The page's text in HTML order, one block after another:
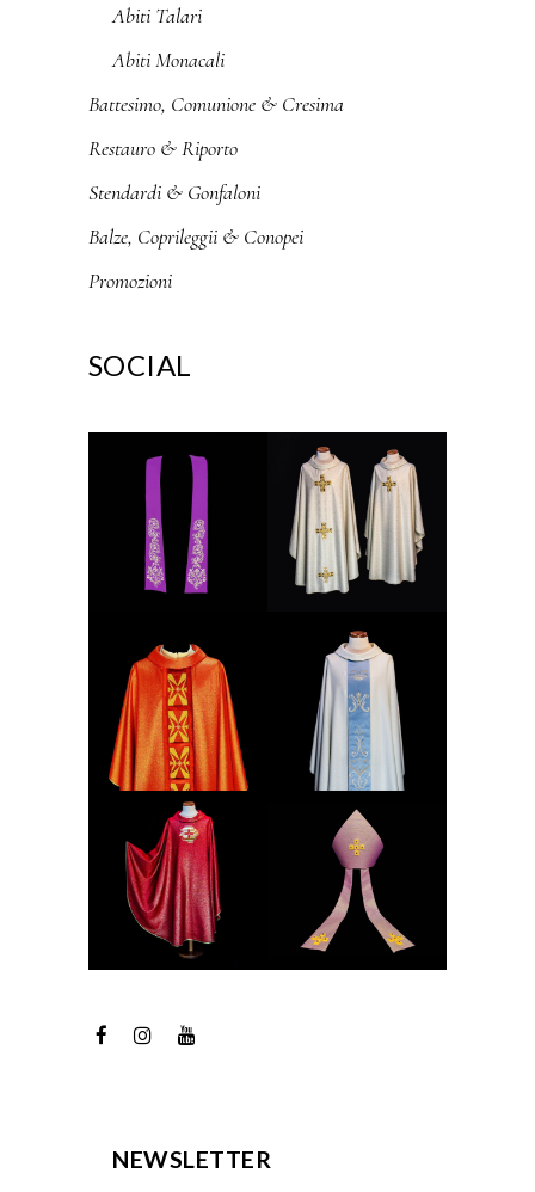
Abiti Talari
Abiti Monacali
Battesimo, Comunione & Cresima
Restauro & Riporto
Stendardi & Gonfaloni
Balze, Coprileggii & Conopei
Promozioni
SOCIAL
NEWSLETTER